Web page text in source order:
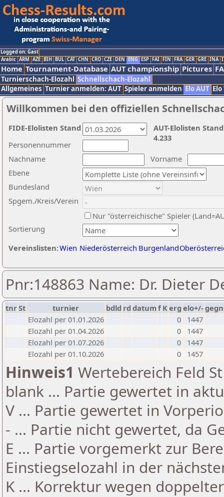
Logged on: Gast
Arabic ARM AZE BIH BUL CAT CHN CRO CZE DEN ENG ESP FAI FIN FRA GER GRE INA
Home Tournament-Database AUT championship Pictures
Turnierschach-Elozahl Schnellschach-Elozahl
Allgemeines Turnier anmelden: AUT Spieler anmelden Elo AUT
Willkommen bei den offiziellen
Nachname
Vorname
Ebene
Sortierung
Personennummer
Bundesland
Spgem./Kreis/Verein
Nur "österreichische" Spieler
Vereinslisten:Wien Niederösterreich Burgenland
AUT-Elolisten
4.233
FIDE-Elolisten Stand
Pnr:148863 Name: Dr. Dieter
tnrSt turnier bdld rd datumf Kerg elo+/-
Elozahl per 01.01.2026
0
1447
Elozahl per 01.04.2026
0
1447
Elozahl per 01.07.2026
0
1447
Elozahl per 01.10.2026
0 1457
Hinweis1 Wertebereich Feld
blank ... Partie gewertet in
V ... Partie gewertet in
- ... Partie nicht gewertet, da
E ... Partie vorgemerkt zur
Einstiegselozahl in der
K ... Korrektur wegen